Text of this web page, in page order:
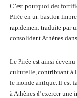
C’est pourquoi des
Pirée en un bastion
rapidement traduite par
consolidant Athènes
Le Pirée est ainsi
culturelle, contribuant à
le monde antique. Il est
à Athènes d’exercer une